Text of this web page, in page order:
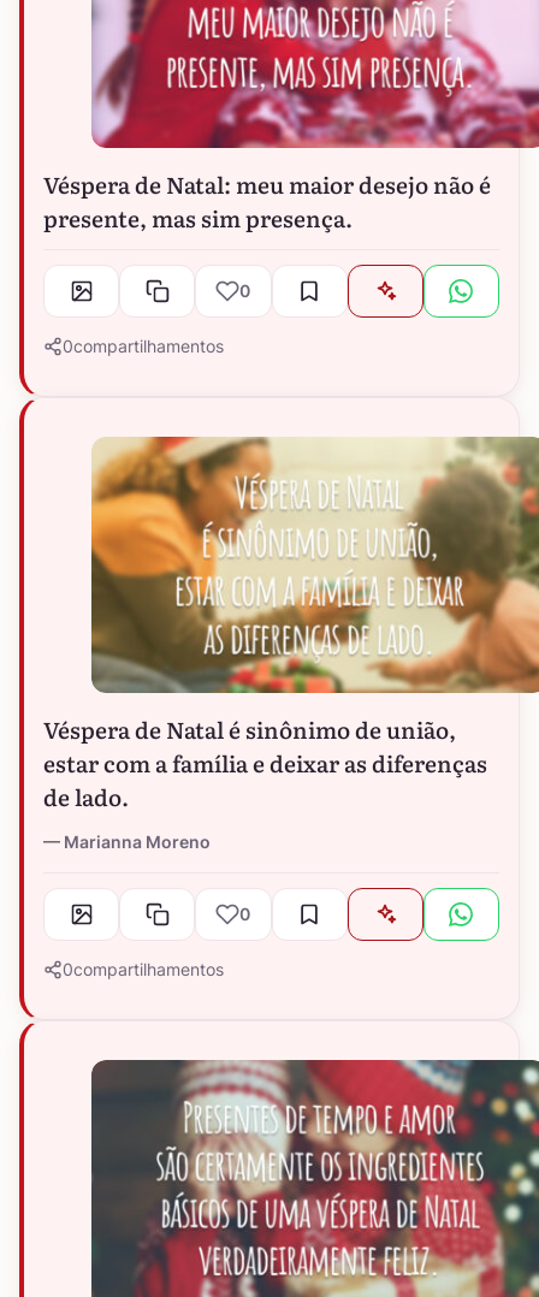
Véspera de Natal: meu maior desejo não é
presente, mas sim presença.
0
0compartilhamentos
Véspera de Natal é sinônimo de união,
estar com a família e deixar as diferenças
de lado.
Marianna Moreno
0
0compartilhamentos